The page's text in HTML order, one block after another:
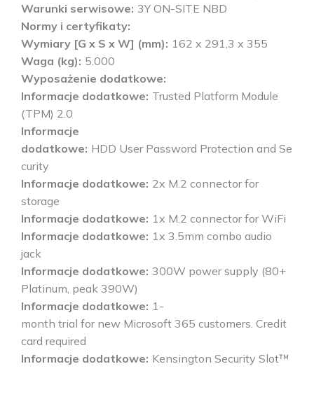
Warunki serwisowe 3Y ON-SITE NBD
Normy i certyfikaty
Wymiary [G x S x W] (mm)
162 x 291,3 x 355
Waga (kg) 5.000
Wyposażenie dodatkowe
Informacje dodatkowe Trusted Platform Module
(TPM) 2.0
Informacje
dodatkowe HDD User Password Protection and Se
curity
Informacje dodatkowe 2x M.2 connector for
storage
Informacje dodatkowe 1x M.2 connector for WiFi
Informacje dodatkowe 1x 3.5mm combo audio
jack
Informacje dodatkowe 300W power supply (80+
Platinum, peak 390W)
Informacje dodatkowe 1-
month trial for new Microsoft 365 customers. Credit
card required
Informacje dodatkowe Kensington Security Slot™